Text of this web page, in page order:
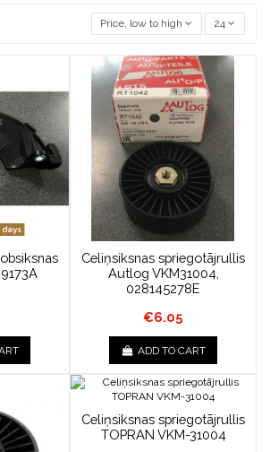
Price, low to high 24
Celiņsiksnas spriegotājrullis
Autlog VKM31004,
028145278E
€6.05
ADD TO CART
Celiņsiksnas spriegotājrullis
TOPRAN VKM-31004